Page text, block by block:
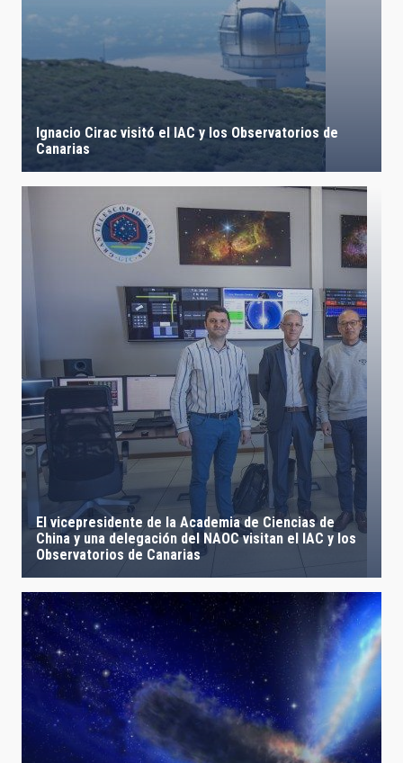
Ignacio Cirac visitó el IAC y los Observatorios de
Canarias
El vicepresidente de la Academia de Ciencias de
China y una delegación del NAOC visitan el IAC y los
Observatorios de Canarias